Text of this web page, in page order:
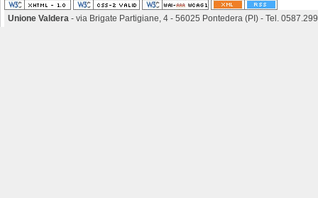
Unione Valdera - via Brigate Partigiane, 4 - 56025 Pontedera (PI) - Tel.